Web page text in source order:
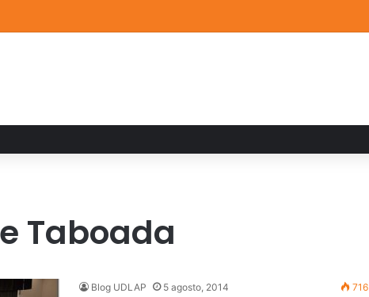
familiar marca el cierre del Curso de Verano de Escuelas Aztecas
Taboada
Blog UDLAP 5 agosto, 2014 716